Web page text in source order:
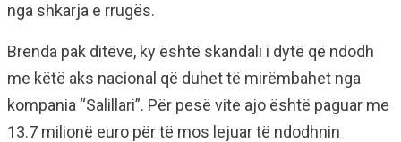
nga shkarja e rrugës.
Brenda pak ditëve, ky është skandali i dytë që ndodh
me këtë aks nacional që duhet të mirëmbahet nga
kompania “Salillari”. Për pesë vite ajo është paguar me
13.7 milionë euro për të mos lejuar të ndodhnin